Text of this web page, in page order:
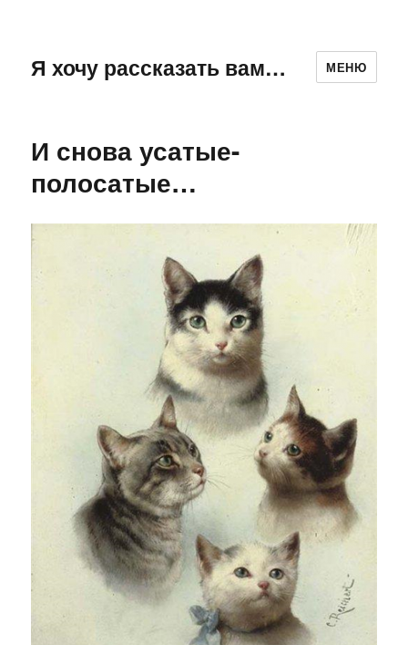
Я хочу рассказать вам… МЕНЮ
И снова усатые-
полосатые…